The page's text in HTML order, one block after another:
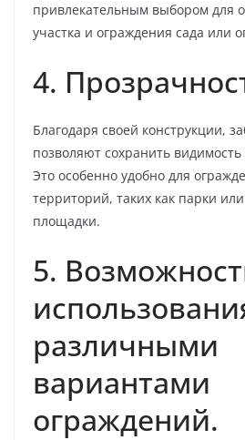
привлекательным выбором для
участка и ограждения сада или
4.
Благодаря своей конструкции,
позволяют сохранить
Это особенно удобно для
территорий, таких как парки
площадки.
5.
различными
вариантами
ограждений.